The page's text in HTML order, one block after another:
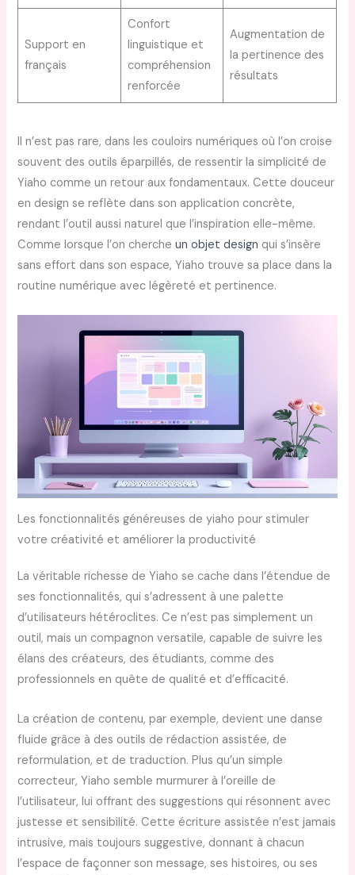
Support en
français
Confort
linguistique et
compréhension
renforcée
Augmentation de
la pertinence des
résultats
Il n’est pas rare, dans les couloirs numériques où l’on croise
souvent des outils éparpillés, de ressentir la simplicité de
Yiaho comme un retour aux fondamentaux. Cette douceur
en design se reflète dans son application concrète,
rendant l’outil aussi naturel que l’inspiration elle-même.
Comme lorsque l’on chercheun objet design qui s’insère
sans effort dans son espace, Yiaho trouve sa place dans la
routine numérique avec légèreté et pertinence.
Les fonctionnalités généreuses de yiaho pour stimuler
votre créativité et améliorer la productivité
La véritable richesse de Yiaho se cache dans l’étendue de
ses fonctionnalités, qui s’adressent à une palette
d’utilisateurs hétéroclites. Ce n’est pas simplement un
outil, mais un compagnon versatile, capable de suivre les
élans des créateurs, des étudiants, comme des
professionnels en quête de qualité et d’efficacité.
La création de contenu, par exemple, devient une danse
fluide grâce à des outils de rédaction assistée, de
reformulation, et de traduction. Plus qu’un simple
correcteur, Yiaho semble murmurer à l’oreille de
l’utilisateur, lui offrant des suggestions qui résonnent avec
justesse et sensibilité. Cette écriture assistée n’est jamais
intrusive, mais toujours suggestive, donnant à chacun
l’espace de façonner son message, ses histoires, ou ses